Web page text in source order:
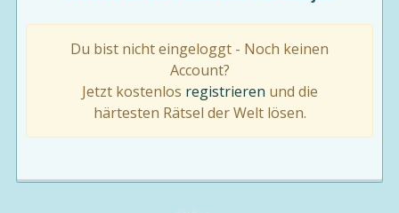
Du bist nicht eingeloggt - Noch keinen
Account?
Jetzt kostenlos registrieren und die
härtesten Rätsel der Welt lösen.